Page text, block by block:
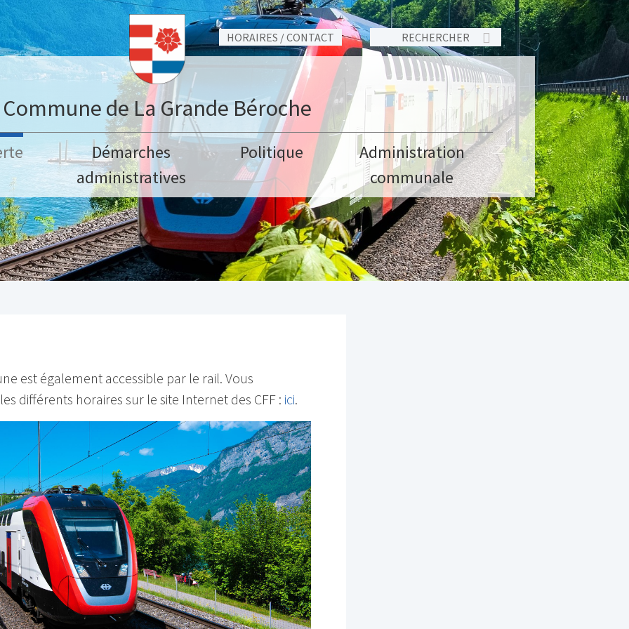
HORAIRES / CONTACT
Commune de La Grande Béroche
Démarches
administratives
Politique
Administration
communale
est également accessible par le rail. Vous
différents horaires sur le site Internet des CFF : ici.